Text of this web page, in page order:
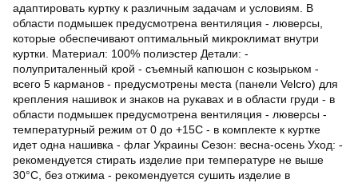
адаптировать куртку к различным задачам и условиям. В
области подмышек предусмотрена вентиляция - люверсы,
которые обеспечивают оптимальный микроклимат внутри
куртки. Материал: 100% полиэстер Детали: -
полуприталенный крой - съемный капюшон с козырьком -
всего 5 карманов - предусмотрены места (панели Velcro) для
крепления нашивок и знаков на рукавах и в области груди - в
области подмышек предусмотрена вентиляция - люверсы -
температурный режим от 0 до +15С - в комплекте к куртке
идет одна нашивка - флаг Украины Сезон: весна-осень Уход: -
рекомендуется стирать изделие при температуре не выше
30°C, без отжима - рекомендуется сушить изделие в